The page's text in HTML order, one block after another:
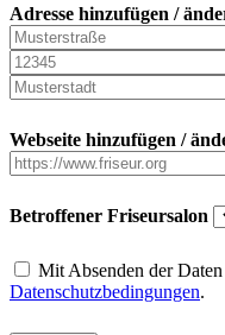
Adresse hinzufügen /
Webseite hinzufügen /
Betroffener Friseursalon
Mit Absenden der
Datenschutzbedingungen.